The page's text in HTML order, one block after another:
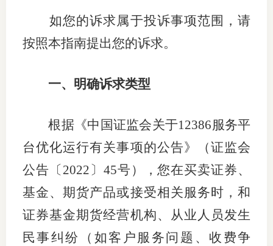
风险管
如您的诉求属于投诉事项范围，请
按照本指南提出您的诉求。
一、 明确诉求类型
根据《中国证监会关于12386服务平
台优化运行有关事项的公告》（证监会
公告 〔 2022 〕 45号），您在买卖证券、
基金、期货产品或接受相关服务时，和
证券基金期货经营机构、从业人员发生
民事纠纷（如客户服务问题、收费争
道